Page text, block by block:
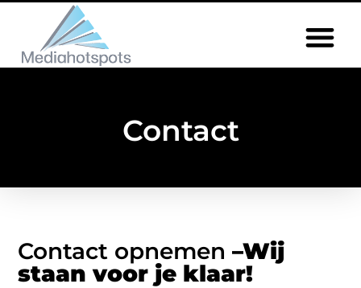
Contact
Contact opnemen–Wij
staan voor je klaar!